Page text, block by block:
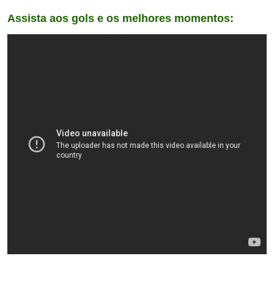
Assista aos gols e os melhores momentos: